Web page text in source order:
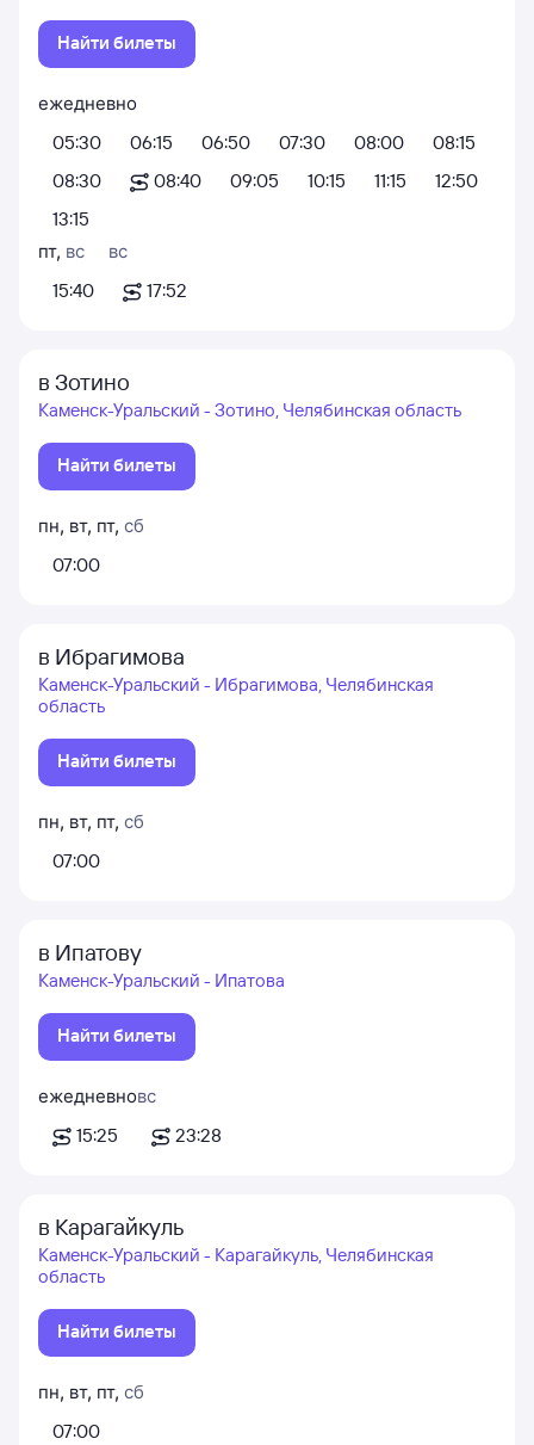
Найти билеты
ежедневно
05:30
06:15 06:50 07:30 08:00
08:15
08:30
08:40 09:05 10:15 11:15
12:50
13:15
пт, вс
15:40
вс
17:52
в Зотино
Каменск-Уральский - Зотино, Челябинская область
Найти билеты
пн, вт, пт, сб
07:00
в Ибрагимова
Каменск-Уральский - Ибрагимова, Челябинская
область
Найти билеты
пн, вт, пт, сб
07:00
в Ипатову
Каменск-Уральский - Ипатова
Найти билеты
ежедневно
15:25
вс
23:28
в Карагайкуль
Каменск-Уральский - Карагайкуль, Челябинская
область
Найти билеты
пн, вт, пт, сб
07:00